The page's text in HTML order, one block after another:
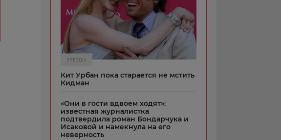
ЗВЕЗДЫ
Кит Урбан пока старается не мстить
Кидман
«Они в гости вдвоем ходят»:
известная журналистка
подтвердила роман Бондарчука и
Исаковой и намекнула на его
неверность